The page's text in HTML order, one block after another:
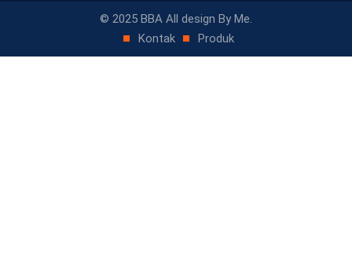
© 2025 BBA All design By Me.
Kontak
Produk